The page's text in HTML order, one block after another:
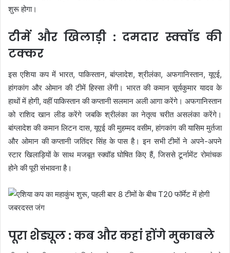
शुरू होगा।
टीमें और खिलाड़ी : दमदार स्क्वॉड की
टक्कर
इस एशिया कप में भारत, पाकिस्तान, बांग्लादेश, श्रीलंका, अफगानिस्तान, यूएई,
हांगकांग और ओमान की टीमें हिस्सा लेंगी। भारत की कमान सूर्यकुमार यादव के
हाथों में होगी, वहीं पाकिस्तान की कप्तानी सलमान अली आगा करेंगे। अफगानिस्तान
को राशिद खान लीड करेंगे जबकि श्रीलंका का नेतृत्व चरीत असलंका करेंगे।
बांग्लादेश की कमान लिटन दास, यूएई की मुहम्मद वसीम, हांगकांग की यासिम मुर्तजा
और ओमान की कप्तानी जतिंदर सिंह के पास है। इन सभी टीमों ने अपने-अपने
स्टार खिलाड़ियों के साथ मजबूत स्क्वॉड घोषित किए हैं, जिससे टूर्नामेंट रोमांचक
होने की पूरी संभावना है।
पूरा शेड्यूल : कब और कहां होंगे मुकाबले